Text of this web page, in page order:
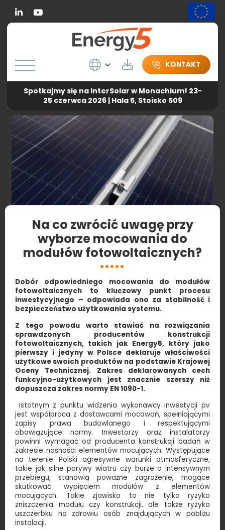
Wybierz język
Do pobraniaKONTAKT
Spotkajmy się na InterSolar w Monachium! 23-
25 czerwca 2026 | Hala 5, Stoisko 509
Energy5-Aktualności-Na co zwrócić uwagę przy wyborze
mocowania do modułów fotowoltaicznych?
Na co zwrócić uwagę przy
wyborze mocowania do
modułów fotowoltaicznych?
Dobór odpowiedniego mocowania do modułów
fotowoltaicznych to kluczowy punkt procesu
inwestycyjnego – odpowiada ono za stabilność i
bezpieczeństwo użytkowania systemu.
Z tego powodu warto stawiać na rozwiązania
sprawdzonych producentów konstrukcji
fotowoltaicznych, takich jak Energy5, który jako
pierwszy i jedyny w Polsce deklaruje właściwości
użytkowe swoich produktów na podstawie Krajowej
Oceny Technicznej. Zakres deklarowanych cech
funkcyjno-użytkowych jest znacznie szerszy niż
dopuszcza zakres normy EN 1090-1.
Istotnym z punktu widzenia wykonawcy inwestycji pv
jest współpraca z dostawcami mocowań, spełniającymi
zapisy prawa budowlanego i respektującymi
obowiązujące normy. Inwestorzy oraz instalatorzy
powinni wymagać od producenta konstrukcji badań w
zakresie nośności elementów mocujących. Występujące
na terenie Polski agresywne warunki atmosferyczne,
takie jak silne porywy wiatru czy burze o intensywnym
przebiegu, stanowią poważne zagrożenie, mogące
skutkować wypięciem modułów z elementów
mocujących. Takie zjawisko to nie tylko ryzyko
zniszczenia modułu czy konstrukcji, ale także ryzyko
uszczerbku na zdrowiu osób znajdujących w pobliżu
instalacji.